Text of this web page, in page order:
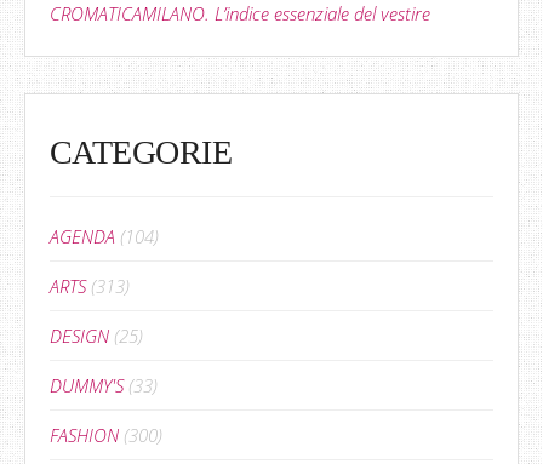
CROMATICAMILANO. L’indice essenziale del vestire
CATEGORIE
AGENDA (104)
ARTS(313)
DESIGN (25)
DUMMY'S(33)
FASHION (300)